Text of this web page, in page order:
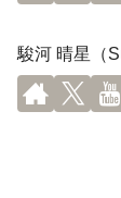
駿河 晴星（